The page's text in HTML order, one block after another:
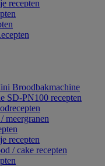
recepten
Broodbakmachine
SD-PN100 recepten
meergranen
recepten
/ cake recepten